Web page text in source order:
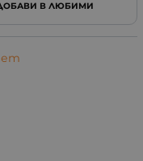
В ЛЮБИМИ